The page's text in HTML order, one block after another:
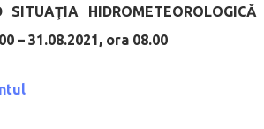
SITUAŢIA HIDROMETEOROLOGICĂ
– 31.08.2021, ora 08.00